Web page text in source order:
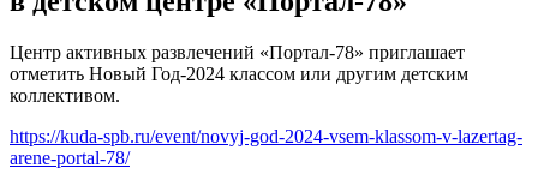
Центр активных развлечений «Портал-78» приглашает
отметить Новый Год-2024 классом или другим детским
коллективом.
https://kuda-spb.ru/event/novyj-god-2024-vsem-klassom-v-lazertag-
arene-portal-78/